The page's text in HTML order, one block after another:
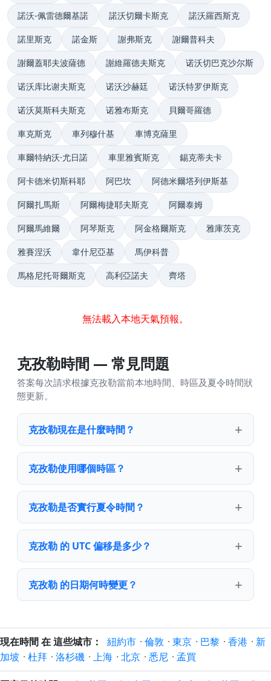
諾沃-佩雷德爾基諾 諾沃切爾卡斯克 諾沃羅西斯克
諾里斯克 諾金斯 謝弗斯克 謝爾普科夫
謝爾蓋耶夫波薩德 謝維羅德夫斯克 诺沃切巴克沙尔斯
诺沃库比谢夫斯克 诺沃沙赫廷 诺沃特罗伊斯克
诺沃莫斯科夫斯克 诺雅布斯克 貝爾哥羅德
車克斯克 車列穆什基 車博克薩里
車爾特納沃·尤日諾 車里雅賓斯克 錫克蒂夫卡
阿卡德米切斯科耶 阿巴坎 阿德米爾塔列伊斯基
阿爾扎馬斯 阿爾梅捷耶夫斯克 阿爾泰姆
阿爾馬維爾 阿琴斯克 阿金格爾斯克 雅庫茨克
雅賽涅沃 韋什尼亞基 馬伊科普
馬格尼托哥爾斯克 高利亞諾夫 齊塔
無法載入本地天氣預報。
克孜勒時間 — 常見問題
答案每次請求根據克孜勒當前本地時間、時區及夏令時間狀
態更新。
克孜勒現在是什麼時間？
克孜勒使用哪個時區？
克孜勒是否實行夏令時間？
克孜勒 的 UTC 偏移是多少？
克孜勒 的日期何時變更？
現在時間 在 這些城市： 紐約市 · 倫敦 · 東京 · 巴黎 · 香港 · 新
加坡 · 杜拜 · 洛杉磯 · 上海 · 北京 · 悉尼 · 孟買